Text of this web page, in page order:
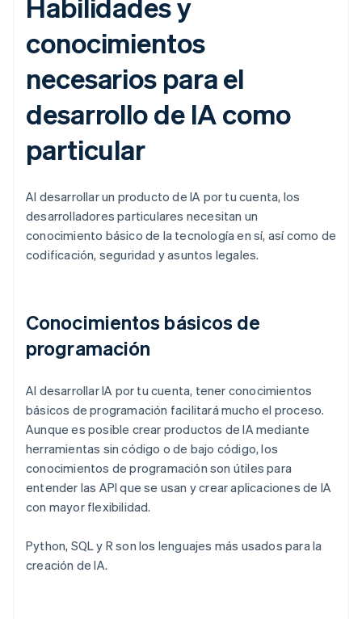
Habilidades y
conocimientos
necesarios para el
desarrollo de IA como
particular
Al desarrollar un producto de IA por tu cuenta, los
desarrolladores particulares necesitan un
conocimiento básico de la tecnología en sí, así como de
codificación, seguridad y asuntos legales.
Conocimientos básicos de
programación
Al desarrollar IA por tu cuenta, tener conocimientos
básicos de programación facilitará mucho el proceso.
Aunque es posible crear productos de IA mediante
herramientas sin código o de bajo código, los
conocimientos de programación son útiles para
entender las API que se usan y crear aplicaciones de IA
con mayor flexibilidad.
Python, SQL y R son los lenguajes más usados para la
creación de IA.